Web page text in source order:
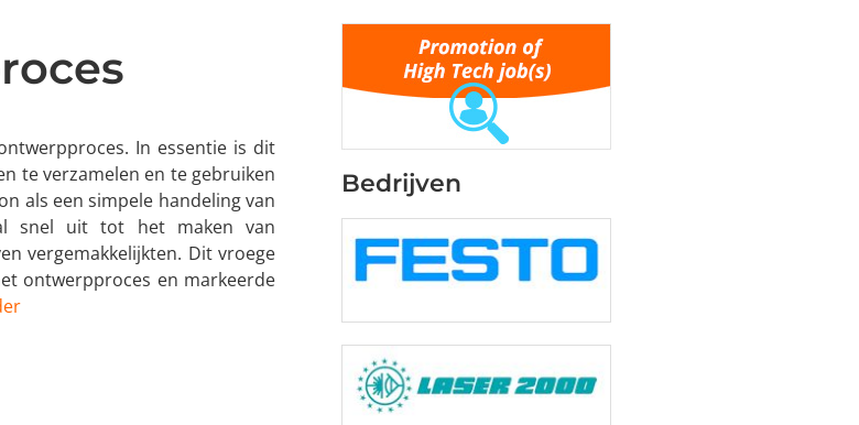
In essentie is dit
te verzamelen en te gebruiken
als een simpele handeling van
snel uit tot het maken van
vergemakkelijkten. Dit vroege
ontwerpproces en markeerde
Bedrijven